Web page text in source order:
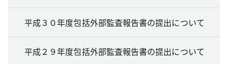
平成３０年度包括外部監査報告書の提出について
平成２９年度包括外部監査報告書の提出について